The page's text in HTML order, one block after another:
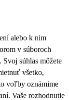
alebo k nim
v súboroch
Svoj súhlas môžete
všetko,
voľby oznámime
Vaše rozhodnutie